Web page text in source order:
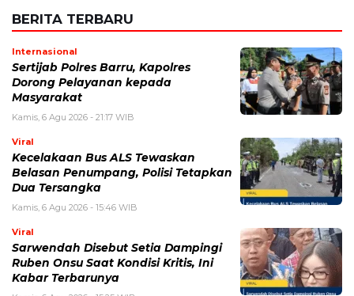
Simpan nama, email, dan situs web saya pada peramban ini
untuk komentar saya berikutnya.
Kamis, 6 Agustus 2026 - 15:46 WIB
Kecelakaan Bus ALS Tewaskan Belasan Penumpang,
Polisi Tetapkan Dua Tersangka